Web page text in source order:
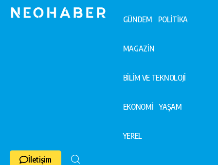
GÜNDEM POLİTİKA
MAGAZİN
BİLİM VE TEKNOLOJİ
EKONOMİ YAŞAM
YEREL
İletişim